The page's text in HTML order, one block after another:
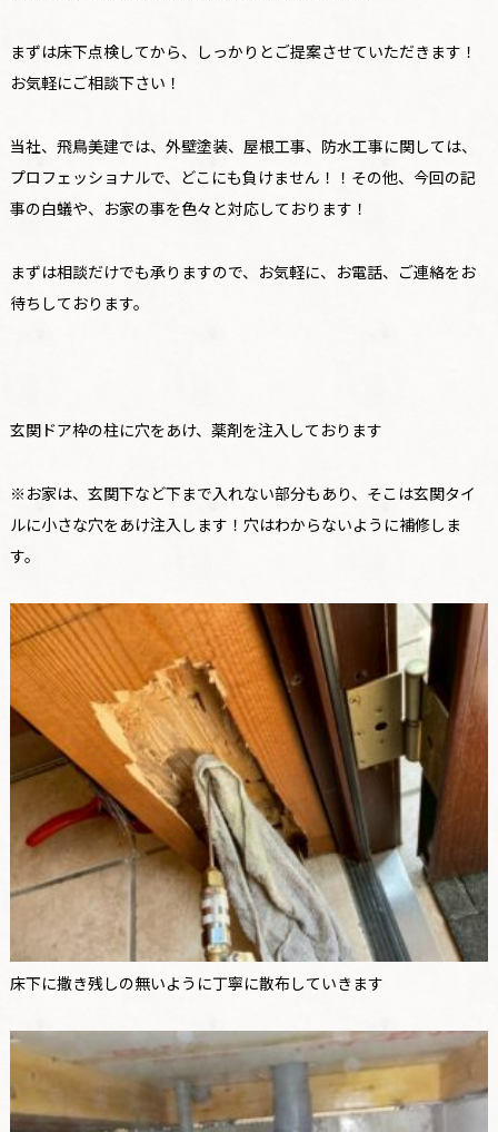
まずは床下点検してから、しっかりとご提案させていただきます！
お気軽にご相談下さい！
当社、飛鳥美建では、外壁塗装、屋根工事、防水工事に関しては、
プロフェッショナルで、どこにも負けません！！その他、今回の記
事の白蟻や、お家の事を色々と対応しております！
まずは相談だけでも承りますので、お気軽に、お電話、ご連絡をお
待ちしております。
玄関ドア枠の柱に穴をあけ、薬剤を注入しております
※お家は、玄関下など下まで入れない部分もあり、そこは玄関タイ
ルに小さな穴をあけ注入します！穴はわからないように補修しま
す。
床下に撒き残しの無いように丁寧に散布していきます